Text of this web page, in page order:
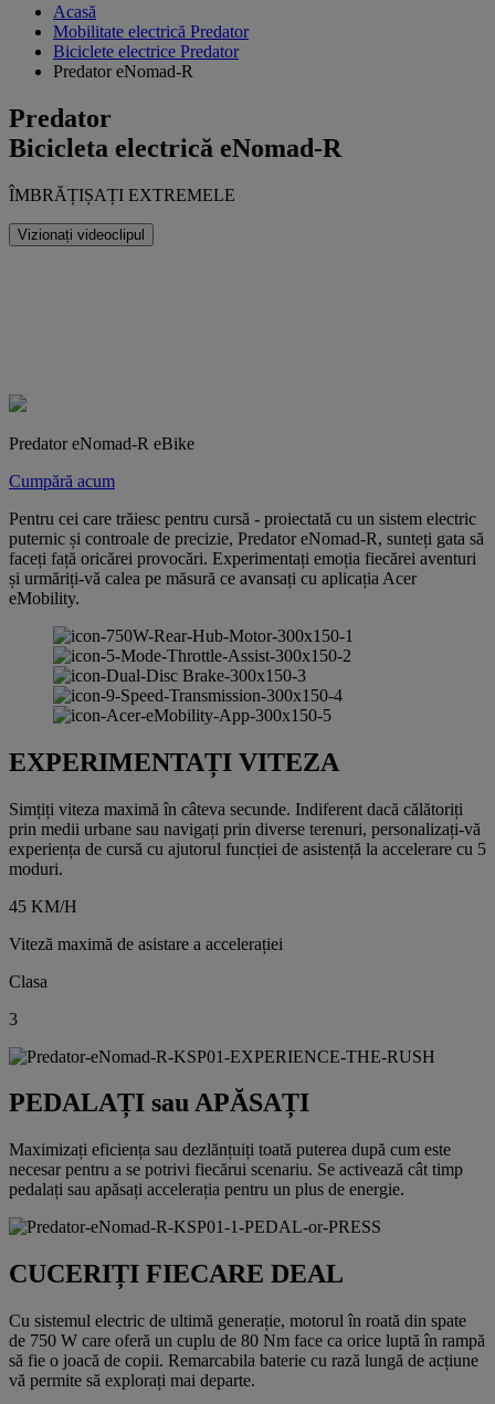
Acasă
‌Mobilitate electrică Predator
Biciclete electrice Predator
Predator eNomad-R
Predator
Bicicleta electrică eNomad-R
ÎMBRĂȚIȘAȚI EXTREMELE
Vizionați videoclipul
Predator eNomad-R eBike
Cumpără acum
Pentru cei care trăiesc pentru cursă - proiectată cu un sistem electric
puternic și controale de precizie, Predator eNomad-R, sunteți gata să
faceți față oricărei provocări. Experimentați emoția fiecărei aventuri
și urmăriți-vă calea pe măsură ce avansați cu aplicația Acer
eMobility.
EXPERIMENTAȚI VITEZA
Simțiți viteza maximă în câteva secunde. Indiferent dacă călătoriți
prin medii urbane sau navigați prin diverse terenuri, personalizați-vă
experiența de cursă cu ajutorul funcției de asistență la accelerare cu 5
moduri.
45 KM/H
Viteză maximă de asistare a accelerației
Clasa
3
PEDALAȚI sau APĂSAȚI
Maximizați eficiența sau dezlănțuiți toată puterea după cum este
necesar pentru a se potrivi fiecărui scenariu. Se activează cât timp
pedalați sau apăsați accelerația pentru un plus de energie.
CUCERIȚI FIECARE DEAL
Cu sistemul electric de ultimă generație, motorul în roată din spate
de 750 W care oferă un cuplu de 80 Nm face ca orice luptă în rampă
să fie o joacă de copii. Remarcabila baterie cu rază lungă de acțiune
vă permite să explorați mai departe.